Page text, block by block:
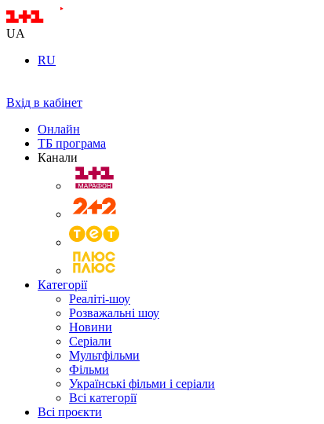
UA
RU
Вхід в кабінет
Онлайн
ТБ програма
Канали
Категорії
Реаліті-шоу
Розважальні шоу
Новини
Серіали
Мультфільми
Фільми
Українські фільми і серіали
Всі категорії
Всі проєкти